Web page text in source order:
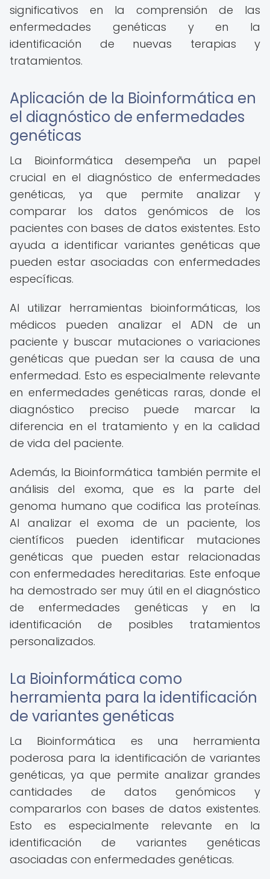
significativos en la comprensión de las
enfermedades genéticas y en la
identificación de nuevas terapias y
tratamientos.
Aplicación de la Bioinformática en
el diagnóstico de enfermedades
genéticas
La Bioinformática desempeña un papel
crucial en el diagnóstico de enfermedades
genéticas, ya que permite analizar y
comparar los datos genómicos de los
pacientes con bases de datos existentes. Esto
ayuda a identificar variantes genéticas que
pueden estar asociadas con enfermedades
específicas.
Al utilizar herramientas bioinformáticas, los
médicos pueden analizar el ADN de un
paciente y buscar mutaciones o variaciones
genéticas que puedan ser la causa de una
enfermedad. Esto es especialmente relevante
en enfermedades genéticas raras, donde el
diagnóstico preciso puede marcar la
diferencia en el tratamiento y en la calidad
de vida del paciente.
Además, la Bioinformática también permite el
análisis del exoma, que es la parte del
genoma humano que codifica las proteínas.
Al analizar el exoma de un paciente, los
científicos pueden identificar mutaciones
genéticas que pueden estar relacionadas
con enfermedades hereditarias. Este enfoque
ha demostrado ser muy útil en el diagnóstico
de enfermedades genéticas y en la
identificación de posibles tratamientos
personalizados.
La Bioinformática como
herramienta para la identificación
de variantes genéticas
La Bioinformática es una herramienta
poderosa para la identificación de variantes
genéticas, ya que permite analizar grandes
cantidades de datos genómicos y
compararlos con bases de datos existentes.
Esto es especialmente relevante en la
identificación de variantes genéticas
asociadas con enfermedades genéticas.